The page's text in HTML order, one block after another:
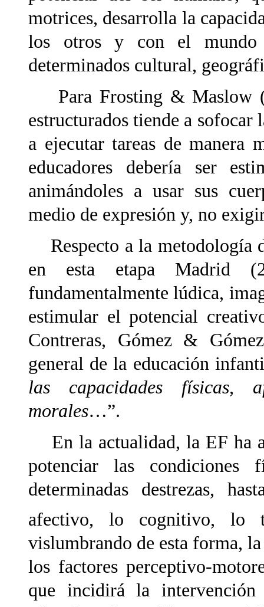
motrices, desarrolla la
los otros y con el mundo
determinados cultural,
Para Frosting & Maslow
estructurados tiende a
a ejecutar tareas de manera
educadores debería ser
animándoles a usar sus
medio de expresión y, no
Respecto a la metodología
en esta etapa Madrid
fundamentalmente lúdica,
estimular el potencial
Contreras, Gómez &
general de la educación
las capacidades físicas,
morales…”.
En la actualidad, la EF ha
potenciar las condiciones
determinadas destrezas,
afectivo, lo cognitivo, lo
vislumbrando de esta forma,
los factores perceptivo-
que incidirá la intervención